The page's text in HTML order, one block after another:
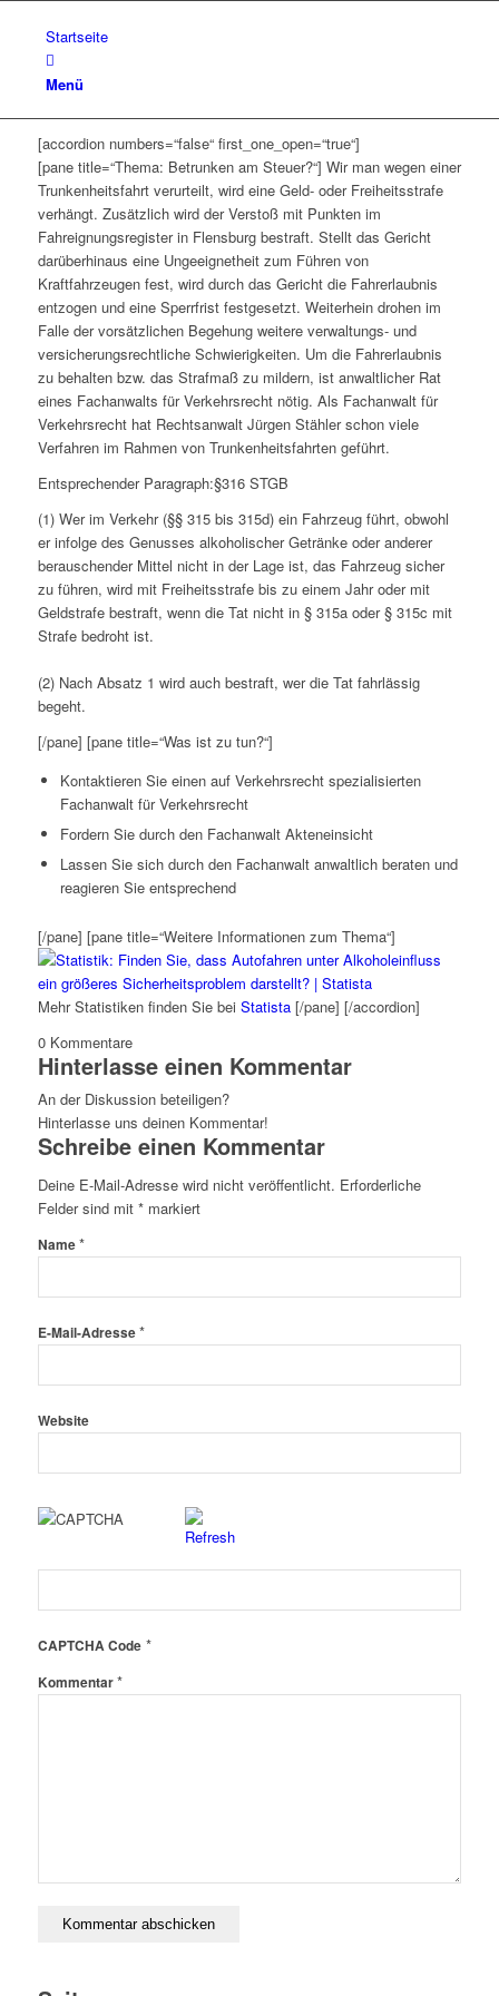
Startseite
Menü
[accordion numbers=“false“ first_one_open=“true“]
[pane title=“Thema: Betrunken am Steuer?“] Wir man wegen einer
Trunkenheitsfahrt verurteilt, wird eine Geld- oder Freiheitsstrafe
verhängt. Zusätzlich wird der Verstoß mit Punkten im
Fahreignungsregister in Flensburg bestraft. Stellt das Gericht
darüberhinaus eine Ungeeignetheit zum Führen von
Kraftfahrzeugen fest, wird durch das Gericht die Fahrerlaubnis
entzogen und eine Sperrfrist festgesetzt. Weiterhein drohen im
Falle der vorsätzlichen Begehung weitere verwaltungs- und
versicherungsrechtliche Schwierigkeiten. Um die Fahrerlaubnis
zu behalten bzw. das Strafmaß zu mildern, ist anwaltlicher Rat
eines Fachanwalts für Verkehrsrecht nötig. Als Fachanwalt für
Verkehrsrecht hat Rechtsanwalt Jürgen Stähler schon viele
Verfahren im Rahmen von Trunkenheitsfahrten geführt.
Entsprechender Paragraph:§316 STGB
(1) Wer im Verkehr (§§ 315 bis 315d) ein Fahrzeug führt, obwohl
er infolge des Genusses alkoholischer Getränke oder anderer
berauschender Mittel nicht in der Lage ist, das Fahrzeug sicher
zu führen, wird mit Freiheitsstrafe bis zu einem Jahr oder mit
Geldstrafe bestraft, wenn die Tat nicht in § 315a oder § 315c mit
Strafe bedroht ist.
(2) Nach Absatz 1 wird auch bestraft, wer die Tat fahrlässig
begeht.
[/pane] [pane title=“Was ist zu tun?“]
Kontaktieren Sie einen auf Verkehrsrecht spezialisierten
Fachanwalt für Verkehrsrecht
Fordern Sie durch den Fachanwalt Akteneinsicht
Lassen Sie sich durch den Fachanwalt anwaltlich beraten und
reagieren Sie entsprechend
[/pane] [pane title=“Weitere Informationen zum Thema“]
Mehr Statistiken finden Sie bei Statista[/pane] [/accordion]
0 Kommentare
Hinterlasse einen Kommentar
An der Diskussion beteiligen?
Hinterlasse uns deinen Kommentar!
Schreibe einen Kommentar
Deine E-Mail-Adresse wird nicht veröffentlicht. Erforderliche
Felder sind mit *markiert
Name*
E-Mail-Adresse*
Website
CAPTCHA Code*
Kommentar*